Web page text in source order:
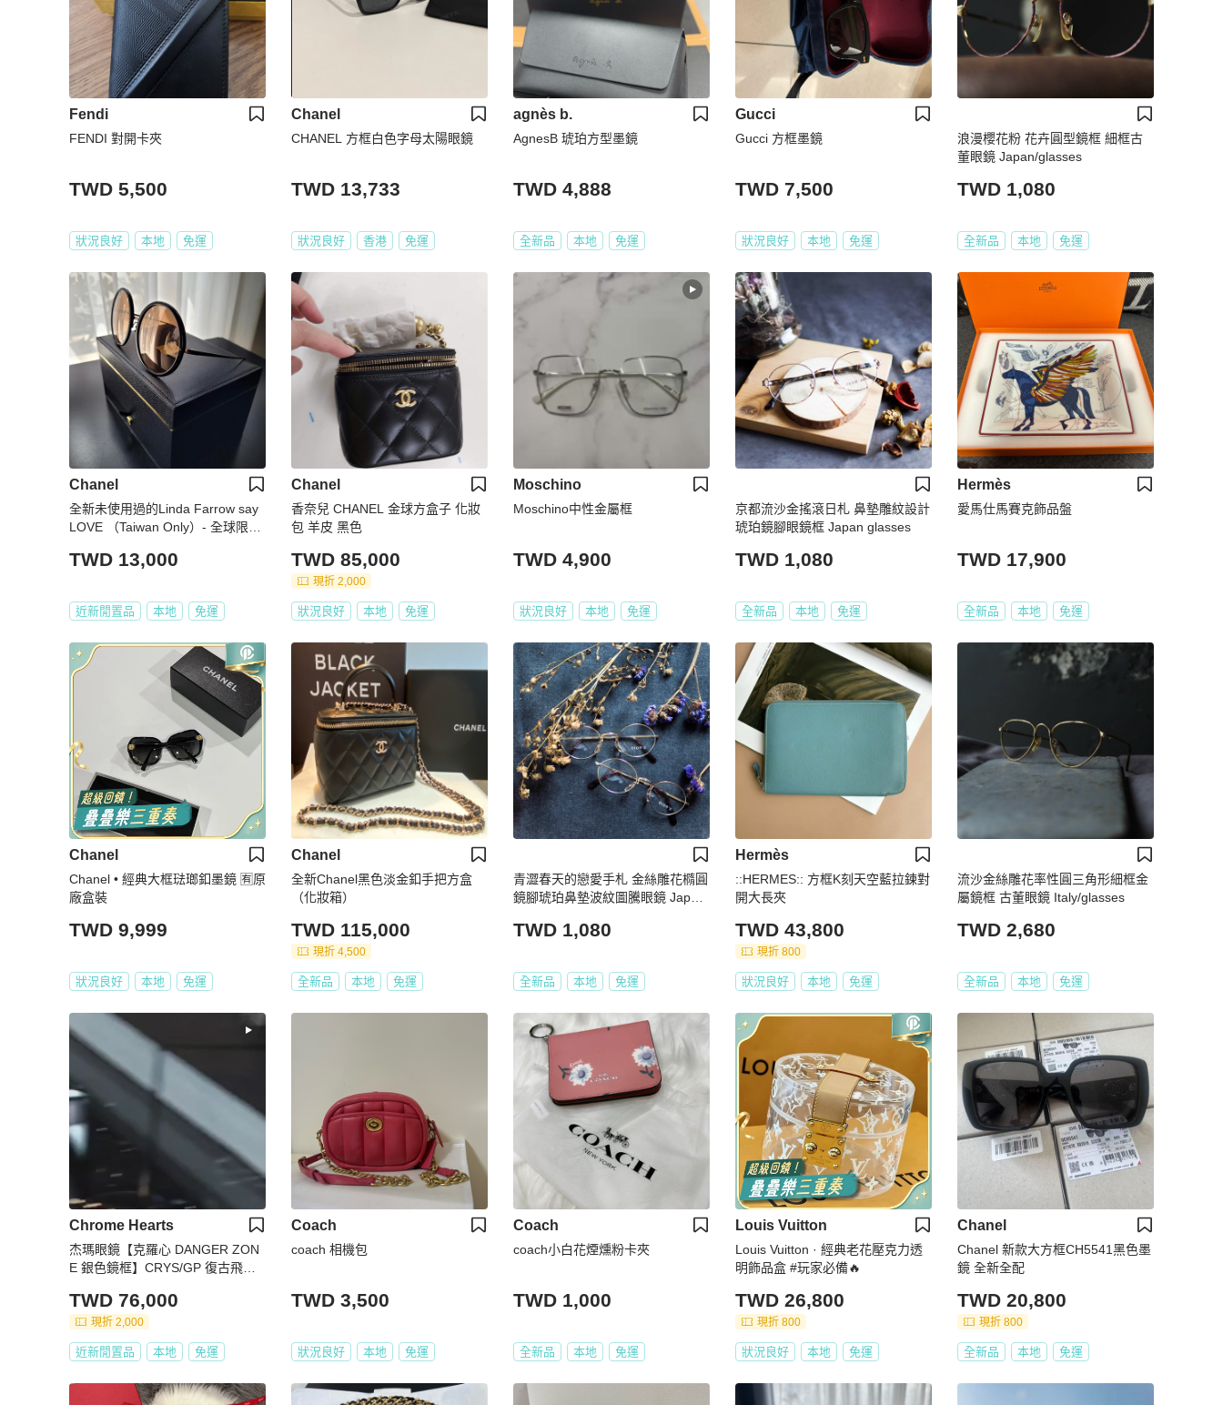
Fendi
FENDI 對開卡夾
TWD 5,500
狀況良好 本地 免運
Chanel
CHANEL 方框白色字母太陽眼鏡
TWD 13,733
狀況良好 香港 免運
agnès b.
AgnesB 琥珀方型墨鏡
TWD 4,888
全新品 本地 免運
Gucci
Gucci 方框墨鏡
TWD 7,500
狀況良好 本地 免運
浪漫櫻花粉 花卉圓型鏡框 細框古
董眼鏡 Japan/glasses
TWD 1,080
全新品 本地 免運
Chanel
全新未使用過的Linda Farrow say
LOVE （Taiwan Only）- 全球限量
VE 水銀鏡面墨鏡 / 太陽眼鏡
TWD 13,000
近新閒置品 本地 免運
Chanel
香奈兒 CHANEL 金球方盒子 化妝
包 羊皮 黑色
TWD 85,000
現折 2,000
狀況良好 本地 免運
Moschino
Moschino中性金屬框
TWD 4,900
狀況良好 本地 免運
京都流沙金搖滾日札 鼻墊雕紋設計
琥珀鏡腳眼鏡框 Japan glasses
TWD 1,080
全新品 本地 免運
Hermès
愛馬仕馬賽克飾品盤
TWD 17,900
全新品 本地 免運
Chanel
Chanel • 經典大框琺瑯釦墨鏡 🈶原
廠盒裝
TWD 9,999
狀況良好 本地 免運
Chanel
全新Chanel黑色淡金釦手把方盒
（化妝箱）
TWD 115,000
現折 4,500
全新品 本地 免運
青澀春天的戀愛手札 金絲雕花橢圓
鏡腳琥珀鼻墊波紋圖騰眼鏡 Japan
TWD 1,080
全新品 本地 免運
Hermès
::HERMES:: 方框K刻天空藍拉鍊對
開大長夾
TWD 43,800
現折 800
狀況良好 本地 免運
流沙金絲雕花率性圓三角形細框金
屬鏡框 古董眼鏡 Italy/glasses
TWD 2,680
全新品 本地 免運
Chrome Hearts
杰瑪眼鏡【克羅心 DANGER ZON
E 銀色鏡框】CRYS/GP 復古飛行
TWD 76,000
現折 2,000
近新閒置品 本地 免運
Coach
coach 相機包
TWD 3,500
狀況良好 本地 免運
Coach
coach小白花煙燻粉卡夾
TWD 1,000
全新品 本地 免運
Louis Vuitton
Louis Vuitton · 經典老花壓克力透
明飾品盒 #玩家必備🔥
TWD 26,800
現折 800
狀況良好 本地 免運
Chanel
Chanel 新款大方框CH5541黑色墨
鏡 全新全配
TWD 20,800
現折 800
全新品 本地 免運